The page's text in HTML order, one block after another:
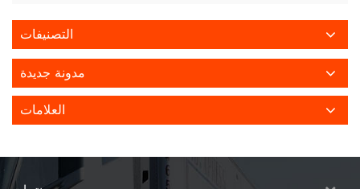
التصنيفات
مدونة جديدة
العلامات